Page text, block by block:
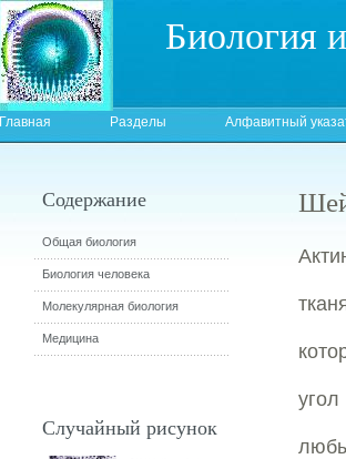
Биология
Главная Разделы Алфавитный
Содержание
Общая биология
Биология человека
Молекулярная биология
Медицина
Случайный рисунок